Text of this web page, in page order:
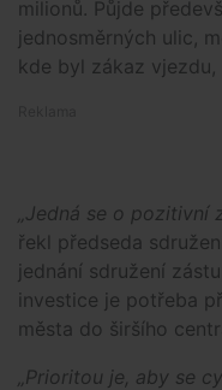
milionů. Půjde
jednosměrných ulic,
kde byl zákaz
„Jedná se o pozitivní
řekl předseda
jednání sdružení
investice je potřeba
města do širšího
„Prioritou je, aby se